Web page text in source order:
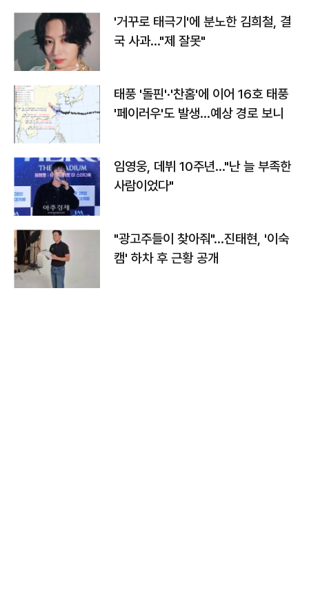
'거꾸로 태극기'에 분노한 김희철, 결
국 사과…"제 잘못"
태풍 '돌핀'·'찬홈'에 이어 16호 태풍
'페이러우'도 발생…예상 경로 보니
임영웅, 데뷔 10주년…"난 늘 부족한
사람이었다"
"광고주들이 찾아줘"…진태현, '이숙
캠' 하차 후 근황 공개